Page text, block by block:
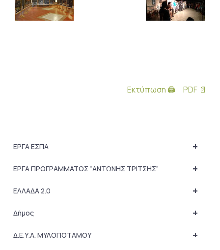
Εκτύπωση 🖨 PDF 📄
+
ΕΡΓΑ ΕΣΠΑ
+
ΕΡΓΑ ΠΡΟΓΡΑΜΜΑΤΟΣ “ΑΝΤΩΝΗΣ ΤΡΙΤΣΗΣ”
+
ΕΛΛΑΔΑ 2.0
+
Δήμος
+
Δ.Ε.Υ.Α. ΜΥΛΟΠΟΤΑΜΟΥ